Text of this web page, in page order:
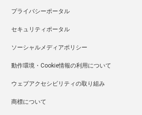
プライバシーポータル
セキュリティポータル
ソーシャルメディアポリシー
動作環境・Cookie情報の利用について
ウェブアクセシビリティの取り組み
商標について